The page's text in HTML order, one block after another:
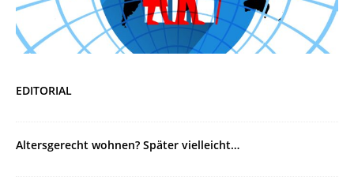
EDITORIAL
Altersgerecht wohnen? Später vielleicht…